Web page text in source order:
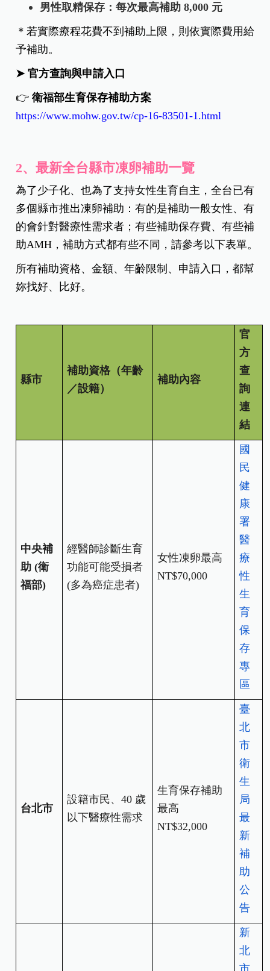
男性取精保存：每次最高補助 8,000 元
＊若實際療程花費不到補助上限，則依實際費用給
予補助。
➤ 官方查詢與申請入口
👉衛福部生育保存補助方案
https://www.mohw.gov.tw/cp-16-83501-1.html
2、最新全台縣市凍卵補助一覽
為了少子化、也為了支持女性生育自主，全台已有
多個縣市推出凍卵補助：有的是補助一般女性、有
的會針對醫療性需求者；有些補助保存費、有些補
助AMH，補助方式都有些不同，請參考以下表單。
所有補助資格、金額、年齡限制、申請入口，都幫
妳找好、比好。
縣市
補助資格（年齡
／設籍）
補助內容
官
方
查
詢
連
結
中央補
助 (衛
福部)
經醫師診斷生育
功能可能受損者
(多為癌症患者)
女性凍卵最高
NT$70,000
國
民
健
康
署
醫
療
性
生
育
保
存
專
區
台北市
設籍市民、40 歲
以下醫療性需求
生育保存補助
最高
NT$32,000
臺
北
市
衛
生
局
最
新
補
助
公
告
新
北